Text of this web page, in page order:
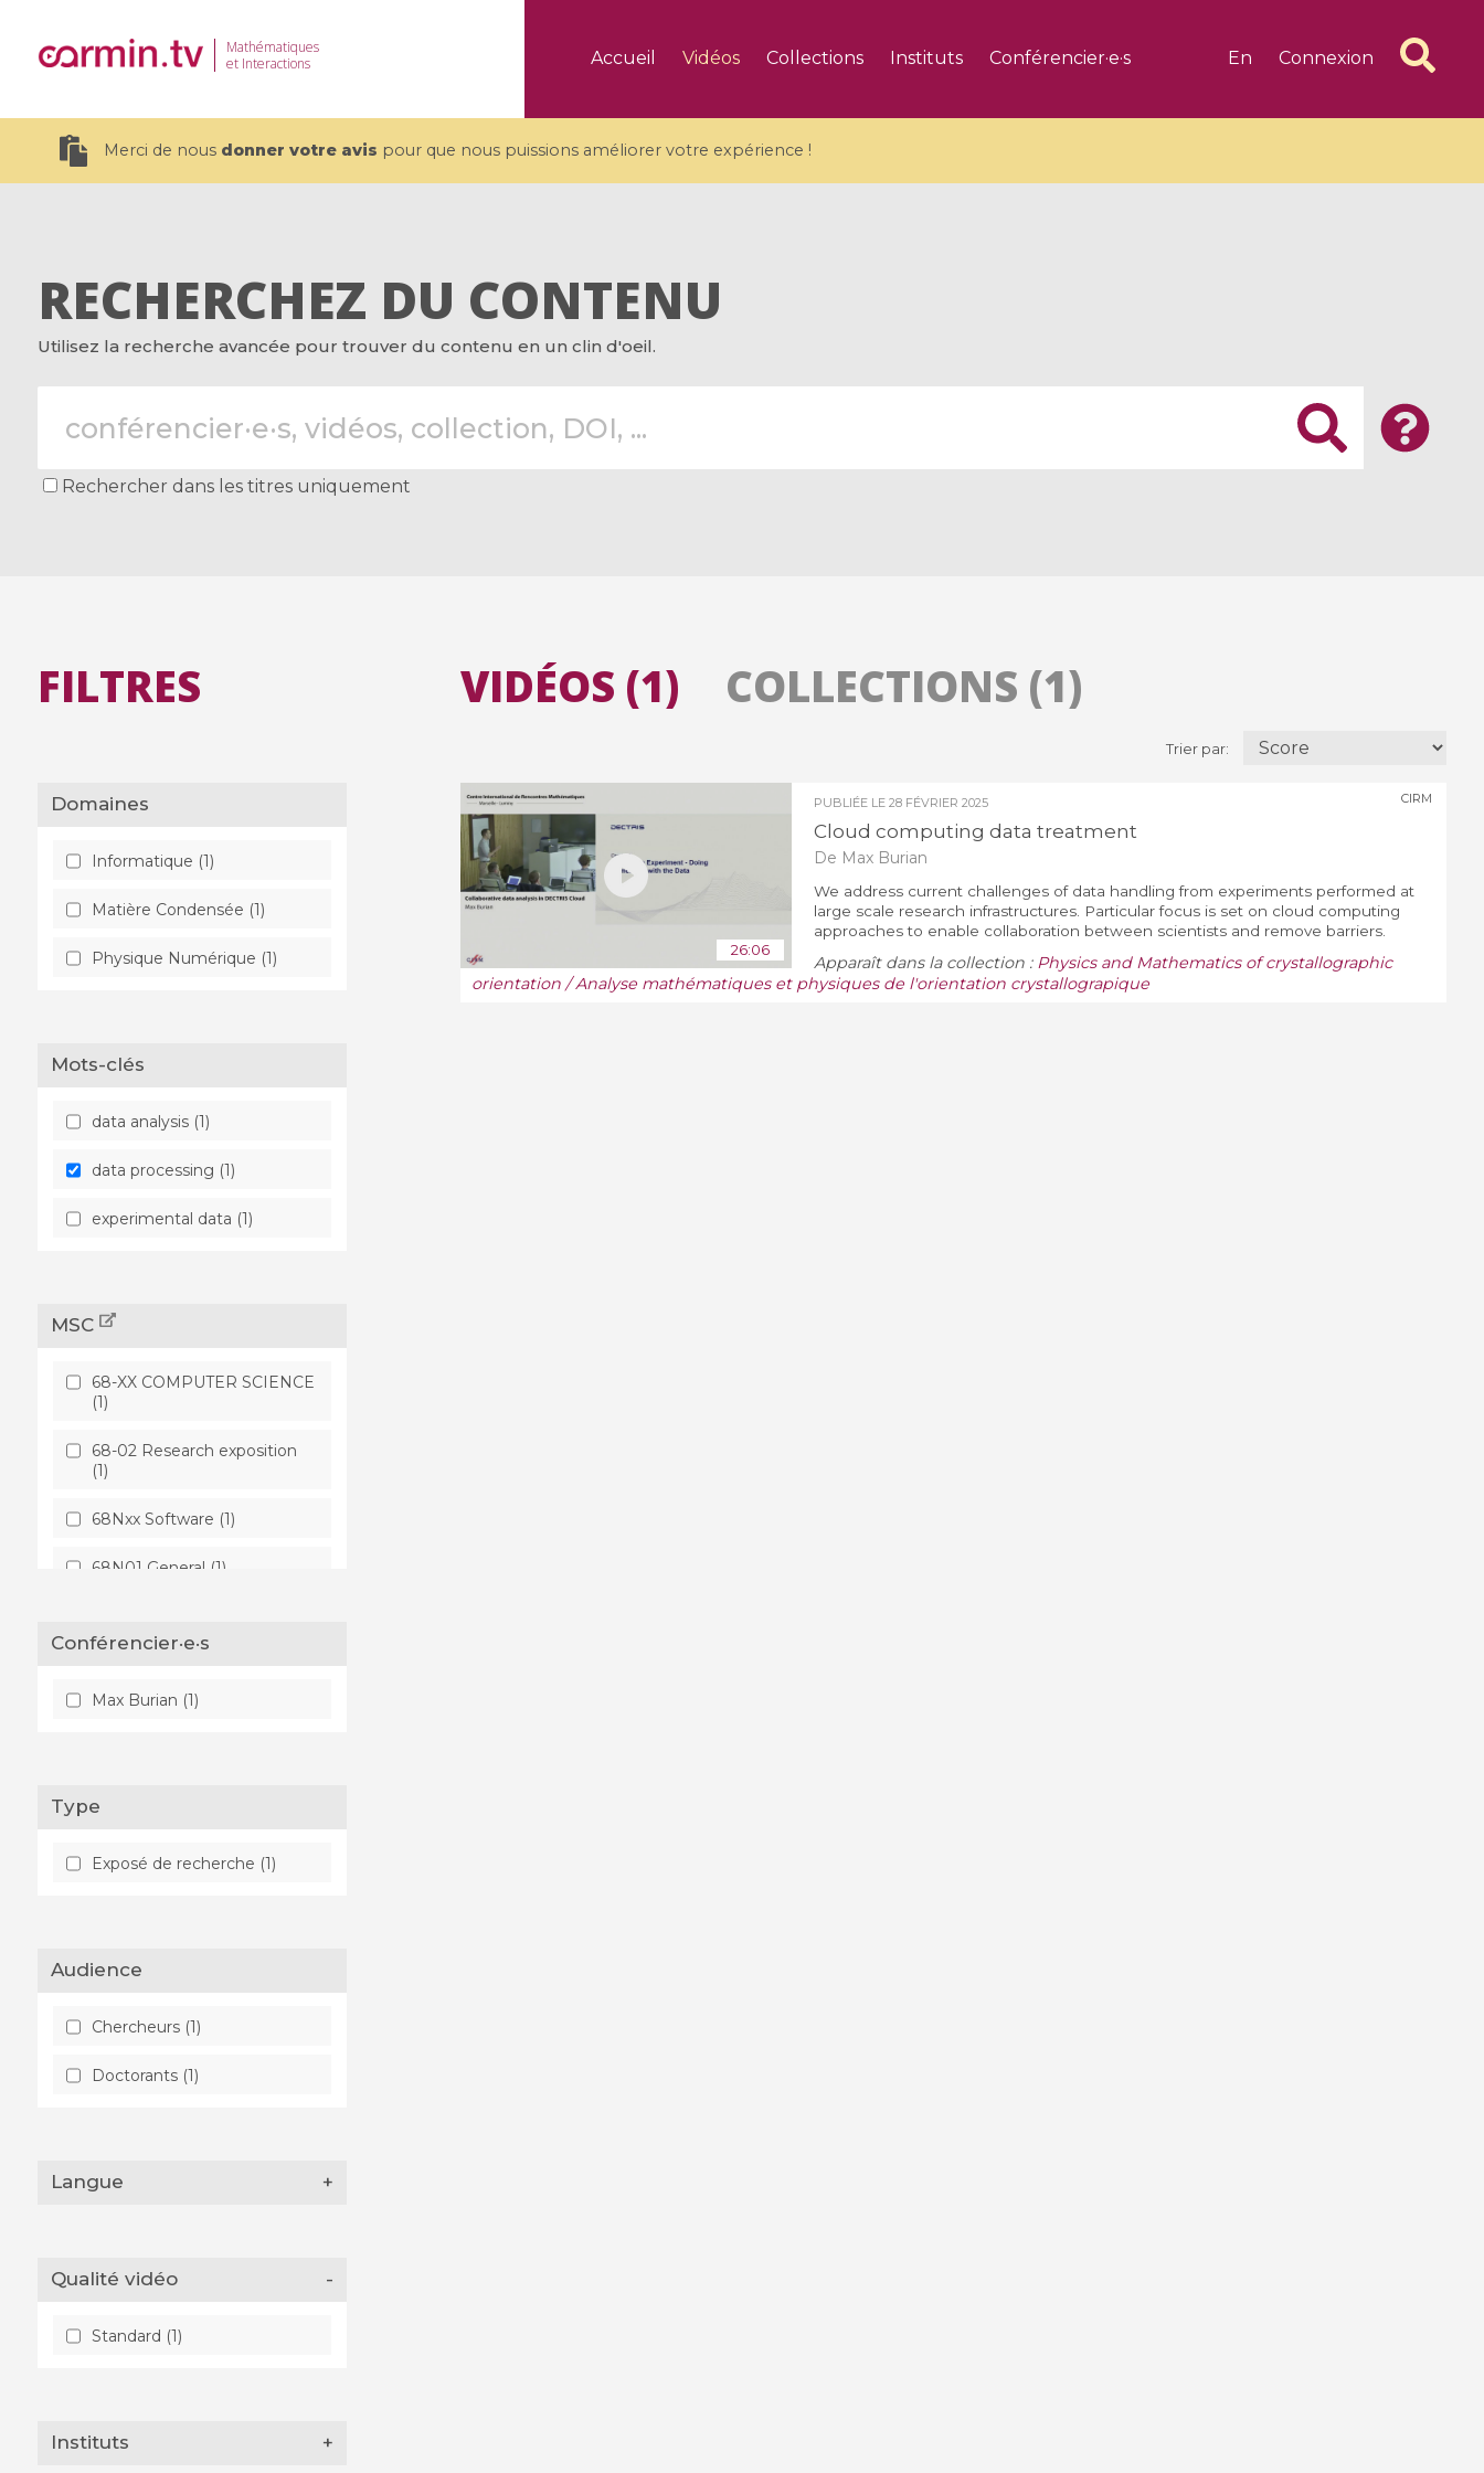
Mathématiques
et Interactions
Accueil Vidéos Collections Instituts Conférencier·e·s En Connexion
Merci de nous donner votre avis pour que nous puissions améliorer votre expérience !
19 videos
CEMRACS 2026 : Modeling and AI
Recherche Avancée en Calcul
5 videos
Coulomb branches and affine
affines
Introduction to Dissipative
Dynamical Systems in Infinite
RECHERCHEZ DU CONTENU
Utilisez la recherche avancée pour trouver du contenu en un clin d'oeil.
Rechercher dans les titres uniquement
FILTRES
Domaines
Informatique (1)
Matière Condensée (1)
Physique Numérique (1)
Mots-clés
data analysis (1)
data processing (1)
experimental data (1)
MSC
68-XX COMPUTER SCIENCE
(1)
68-02 Research exposition
(1)
68Nxx Software (1)
68N01 General (1)
ELECTROMAGNETIC
THEORY (1)
78Axx General (1)
Conférencier·e·s
Max Burian (1)
Type
Exposé de recherche (1)
Audience
Chercheurs (1)
Doctorants (1)
Langue +
Qualité vidéo -
Standard (1)
Instituts +
Trier par:
VIDÉOS (1)
26:06
PUBLIÉE LE 28 FÉVRIER 2025
Cloud computing data treatment
De Max Burian
CIRM
We address current challenges of data handling from experiments performed at
large scale research infrastructures. Particular focus is set on cloud computing
approaches to enable collaboration between scientists and remove barriers.
Apparaît dans la collection : Physics and Mathematics of crystallographic
orientation / Analyse mathématiques et physiques de l'orientation crystallograpique
COLLECTIONS (1)